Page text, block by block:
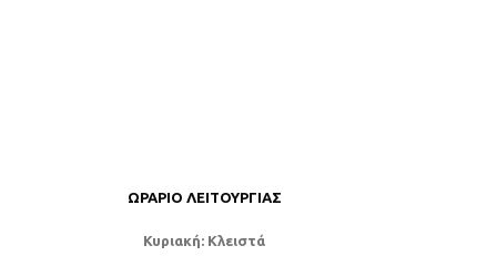
ΩΡΆΡΙΟ ΛΕΙΤΟΥΡΓΊΑΣ
Κυριακή: Κλειστά